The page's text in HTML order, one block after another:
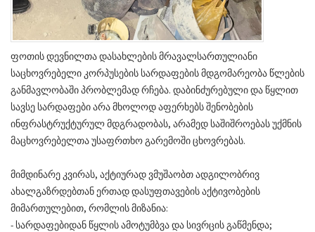
ფოთის დევნილთა დასახლების მრავალსართულიანი
საცხოვრებელი კორპუსების სარდაფების მდგომარეობა წლების
განმავლობაში პრობლემად რჩება. დაბინძურებული და წყლით
სავსე სარდაფები არა მხოლოდ აფერხებს შენობების
ინფრასტრუქტურულ მდგრადობას, არამედ საშიშროებას უქმნის
მაცხოვრებელთა უსაფრთხო გარემოში ცხოვრებას.
მიმდინარე კვირას, აქტიურად ვმუშაობთ ადგილობრივ
ახალგაზრდებთან ერთად დასუფთავების აქტივობების
მიმართულებით, რომლის მიზანია:
- სარდაფებიდან წყლის ამოტუმბვა და სივრცის გაწმენდა;